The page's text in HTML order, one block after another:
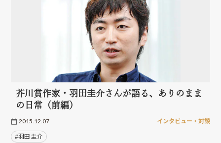
芥川賞作家・羽田圭介さんが語る、ありのまま
の日常（前編）
2015.12.07 インタビュー・対談
#羽田 圭介